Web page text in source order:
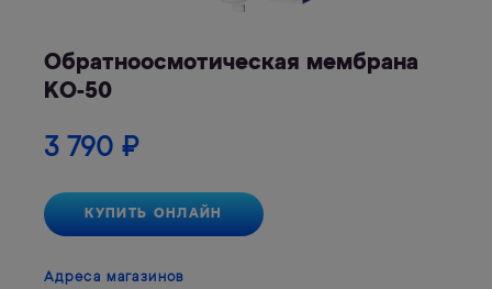
Обратноосмотическая мембрана
KО-50
3 790 ₽
КУПИТЬ ОНЛАЙН
Адреса магазинов